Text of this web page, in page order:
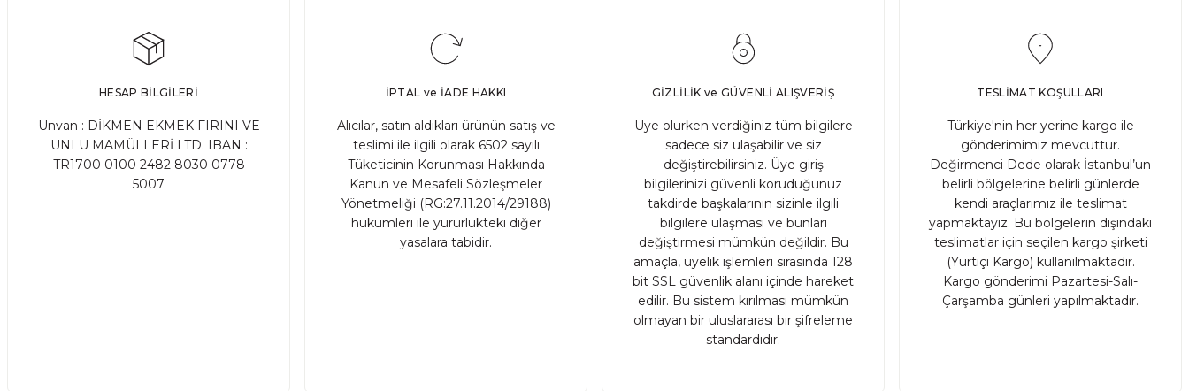
İncir Reçeli Cevizli Ev Yapımı (Şeker İlavesiz)
SATIN AL
Badem Sütlü Meyveli KALP Pasta(Glutensiz, laktozsuz ve Şeker İlavesiz)
Adet
SATIN AL
YENİ
Çekirdek Kahve Blend (Öğütülmemiş)(Etiyopya %50, Kolombiya %30,Peru %20)
HESAP BİLGİLERİ
Ünvan : DİKMEN EKMEK FIRINI VE
UNLU MAMÜLLERİ LTD. IBAN :
TR1700 0100 2482 8030 0778
5007
İPTAL ve İADE HAKKI
Alıcılar, satın aldıkları ürünün satış ve
teslimi ile ilgili olarak 6502 sayılı
Tüketicinin Korunması Hakkında
Kanun ve Mesafeli Sözleşmeler
Yönetmeliği (RG:27.11.2014/29188)
hükümleri ile yürürlükteki diğer
yasalara tabidir.
GİZLİLİK ve GÜVENLİ ALIŞVERİŞ
Üye olurken verdiğiniz tüm bilgilere
sadece siz ulaşabilir ve siz
değiştirebilirsiniz. Üye giriş
bilgilerinizi güvenli koruduğunuz
takdirde başkalarının sizinle ilgili
bilgilere ulaşması ve bunları
değiştirmesi mümkün değildir. Bu
amaçla, üyelik işlemleri sırasında 128
bit SSL güvenlik alanı içinde hareket
edilir. Bu sistem kırılması mümkün
olmayan bir uluslararası bir şifreleme
standardıdır.
TESLİMAT KOŞULLARI
Türkiye'nin her yerine kargo ile
gönderimimiz mevcuttur.
Değirmenci Dede olarak İstanbul’un
belirli bölgelerine belirli günlerde
kendi araçlarımız ile teslimat
yapmaktayız. Bu bölgelerin dışındaki
teslimatlar için seçilen kargo şirketi
(Yurtiçi Kargo) kullanılmaktadır.
Kargo gönderimi Pazartesi-Salı-
Çarşamba günleri yapılmaktadır.